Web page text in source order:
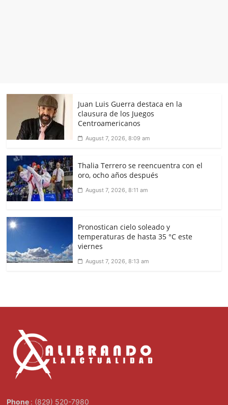
Juan Luis Guerra destaca en la
clausura de los Juegos
Centroamericanos
August 7, 2026, 8:09 am
Thalia Terrero se reencuentra con el
oro, ocho años después
August 7, 2026, 8:11 am
Pronostican cielo soleado y
temperaturas de hasta 35 °C este
viernes
August 7, 2026, 8:13 am
Phone : (829) 520-7980